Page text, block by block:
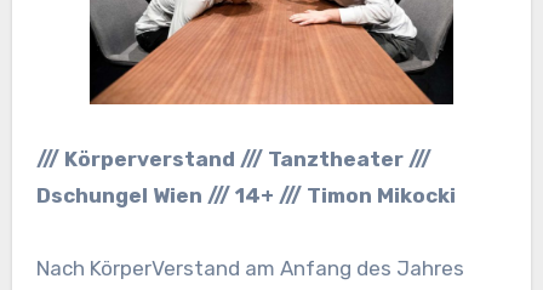
/// Körperverstand /// Tanztheater ///
Dschungel Wien /// 14+ /// Timon Mikocki
Nach KörperVerstand am Anfang des Jahres